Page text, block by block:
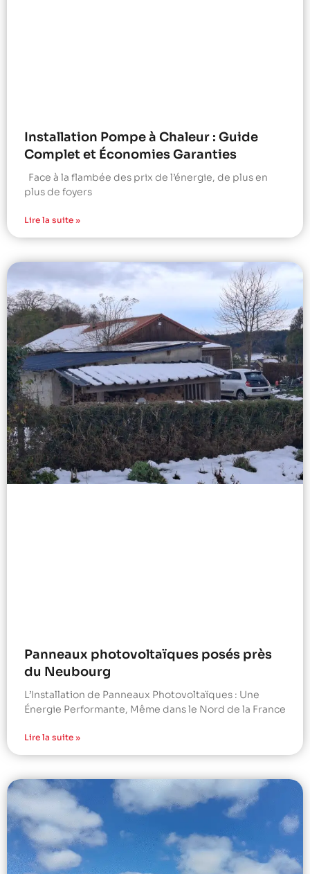
Installation Pompe à Chaleur : Guide
Complet et Économies Garanties
Face à la flambée des prix de l’énergie, de plus en
plus de foyers
Lire la suite »
Panneaux photovoltaïques posés près
du Neubourg
L’Installation de Panneaux Photovoltaïques : Une
Énergie Performante, Même dans le Nord de la France
Lire la suite »